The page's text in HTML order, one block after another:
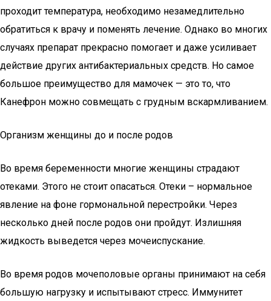
проходит температура, необходимо незамедлительно
обратиться к врачу и поменять лечение. Однако во многих
случаях препарат прекрасно помогает и даже усиливает
действие других антибактериальных средств. Но самое
большое преимущество для мамочек — это то, что
Канефрон можно совмещать с грудным вскармливанием.
Организм женщины до и после родов
Во время беременности многие женщины страдают
отеками. Этого не стоит опасаться. Отеки – нормальное
явление на фоне гормональной перестройки. Через
несколько дней после родов они пройдут. Излишняя
жидкость выведется через мочеиспускание.
Во время родов мочеполовые органы принимают на себя
большую нагрузку и испытывают стресс. Иммунитет